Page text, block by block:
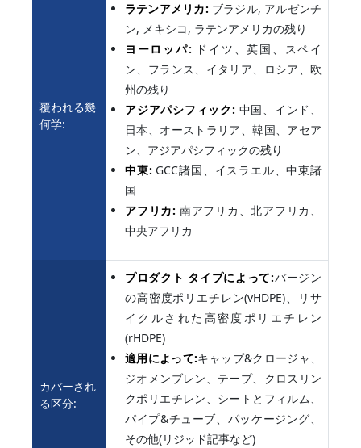
覆われる幾
何学:
ラテンアメリカ: ブラジル, アルゼンチ
ン, メキシコ, ラテンアメリカの残り
ヨーロッパ: ドイツ、英国、スペイ
ン、フランス、イタリア、ロシア、欧
州の残り
アジアパシフィック: 中国、インド、
日本、オーストラリア、韓国、アセア
ン、アジアパシフィックの残り
中東: GCC諸国、イスラエル、中東諸
国
アフリカ: 南アフリカ、北アフリカ、
中央アフリカ
カバーされ
る区分:
プロダクト タイプによって:バージン
の高密度ポリエチレン(vHDPE)、リサ
イクルされた高密度ポリエチレン
(rHDPE)
適用によって:キャップ&クロージャ、
ジオメンブレン、テープ、クロスリン
クポリエチレン、シートとフィルム、
パイプ&チューブ、パッケージング、
その他(リジッド記事など)